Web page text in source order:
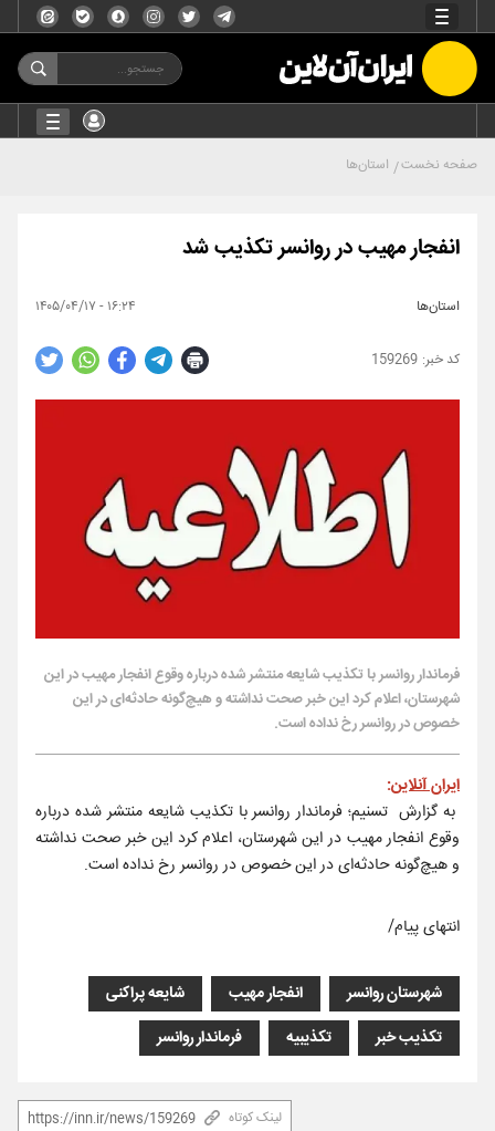
صفحه نخست استان‌ها
انفجار مهیب در روانسر تکذیب شد
استان‌ها ۱۶:۲۴ - ۱۴۰۵/۰۴/۱۷
159269
فرماندار روانسر با تکذیب شایعه منتشر شده درباره وقوع انفجار مهیب در این
شهرستان، اعلام کرد این خبر صحت نداشته و هیچ‌گونه حادثه‌ای در این
خصوص در روانسر رخ نداده است.
ایران آنلاین:
به گزارش تسنیم؛ فرماندار روانسر با تکذیب شایعه منتشر شده درباره
وقوع انفجار مهیب در این شهرستان، اعلام کرد این خبر صحت نداشته
و هیچ‌گونه حادثه‌ای در این خصوص در روانسر رخ نداده است.
انتهای پیام/
شهرستان روانسر انفجار مهیب
شایعه پراکنی
تکذیب خبر
تکذیبیه فرماندار روانسر
لینک کوتاه